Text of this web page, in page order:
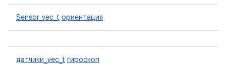
Sensor_vec_t ориентация
датчики_vec_t гироскоп